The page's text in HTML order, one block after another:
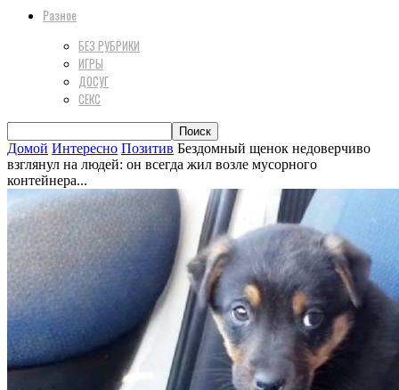
Разное
БЕЗ РУБРИКИ
ИГРЫ
ДОСУГ
СЕКС
Домой Интересно Позитив Бездомный щенок недоверчиво
взглянул на людей: он всегда жил возле мусорного
контейнера...